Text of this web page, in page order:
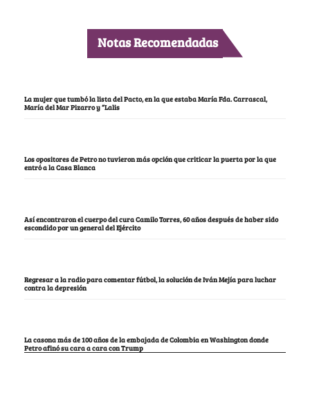
Notas Recomendadas
La mujer que tumbó la lista del Pacto, en la que estaba María Fda. Carrascal,
María del Mar Pizarro y “Lalis
Los opositores de Petro no tuvieron más opción que criticar la puerta por la que
entró a la Casa Blanca
Así encontraron el cuerpo del cura Camilo Torres, 60 años después de haber sido
escondido por un general del Ejército
Regresar a la radio para comentar fútbol, la solución de Iván Mejía para luchar
contra la depresión
La casona más de 100 años de la embajada de Colombia en Washington donde
Petro afinó su cara a cara con Trump